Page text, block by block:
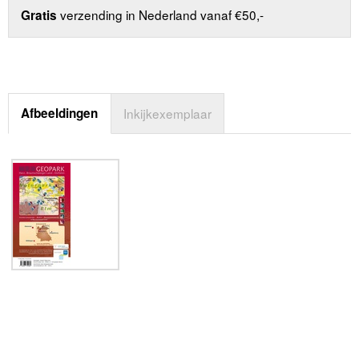
Gratis verzending in Nederland vanaf €50,-
Afbeeldingen Inkijkexemplaar